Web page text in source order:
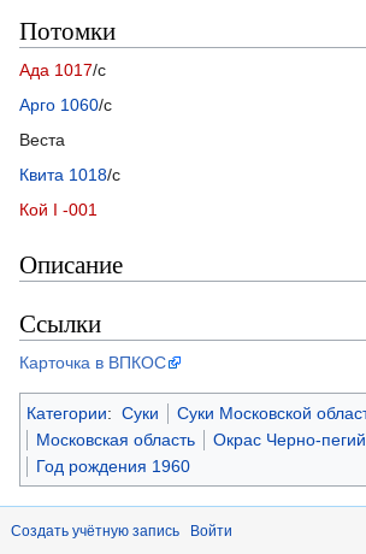
Потомки
Ада 1017/с
Арго 1060/с
Веста
Квита 1018/с
Кой I -001
Описание
Ссылки
Карточка в ВПКОС
Категории: Суки
Суки Московской
Московская область
Окрас Черно-пегий
Год рождения 1960
Создать учётную запись Войти